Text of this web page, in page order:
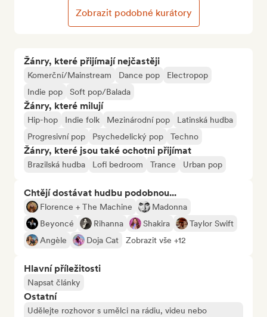
Žánry, které přijímají nejčastěji
Komerční/Mainstream Dance pop
Electropop
Indie pop
Soft pop/Balada
Žánry, které milují
Hip-hop Indie folk Mezinárodní pop
Latinská hudba
Progresivní pop
Psychedelický pop Techno
Žánry, které jsou také ochotni přijímat
Brazilská hudba Lofi bedroom Trance Urban pop
Chtějí dostávat hudbu podobnou...
Florence + The Machine
Madonna
Beyoncé
Rihanna Shakira
Taylor Swift
Angèle
Doja Cat Zobrazit vše +12
Hlavní příležitosti
Napsat články
Ostatní
Udělejte rozhovor s umělci na rádiu, videu nebo
Zobrazit podobné kurátory